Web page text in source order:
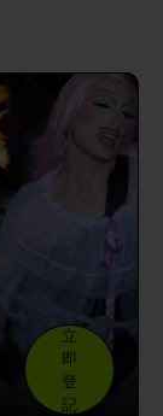
立
即
登
記